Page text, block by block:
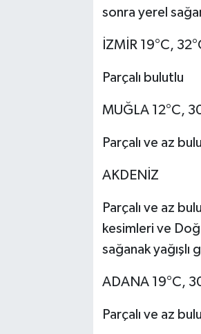
sonra yerel
İZMİR 19°C,
Parçalı bulutlu
MUĞLA 12°C,
Parçalı ve az
AKDENİZ
Parçalı ve az
kesimleri ve
sağanak
ADANA 19°C,
Parçalı ve az